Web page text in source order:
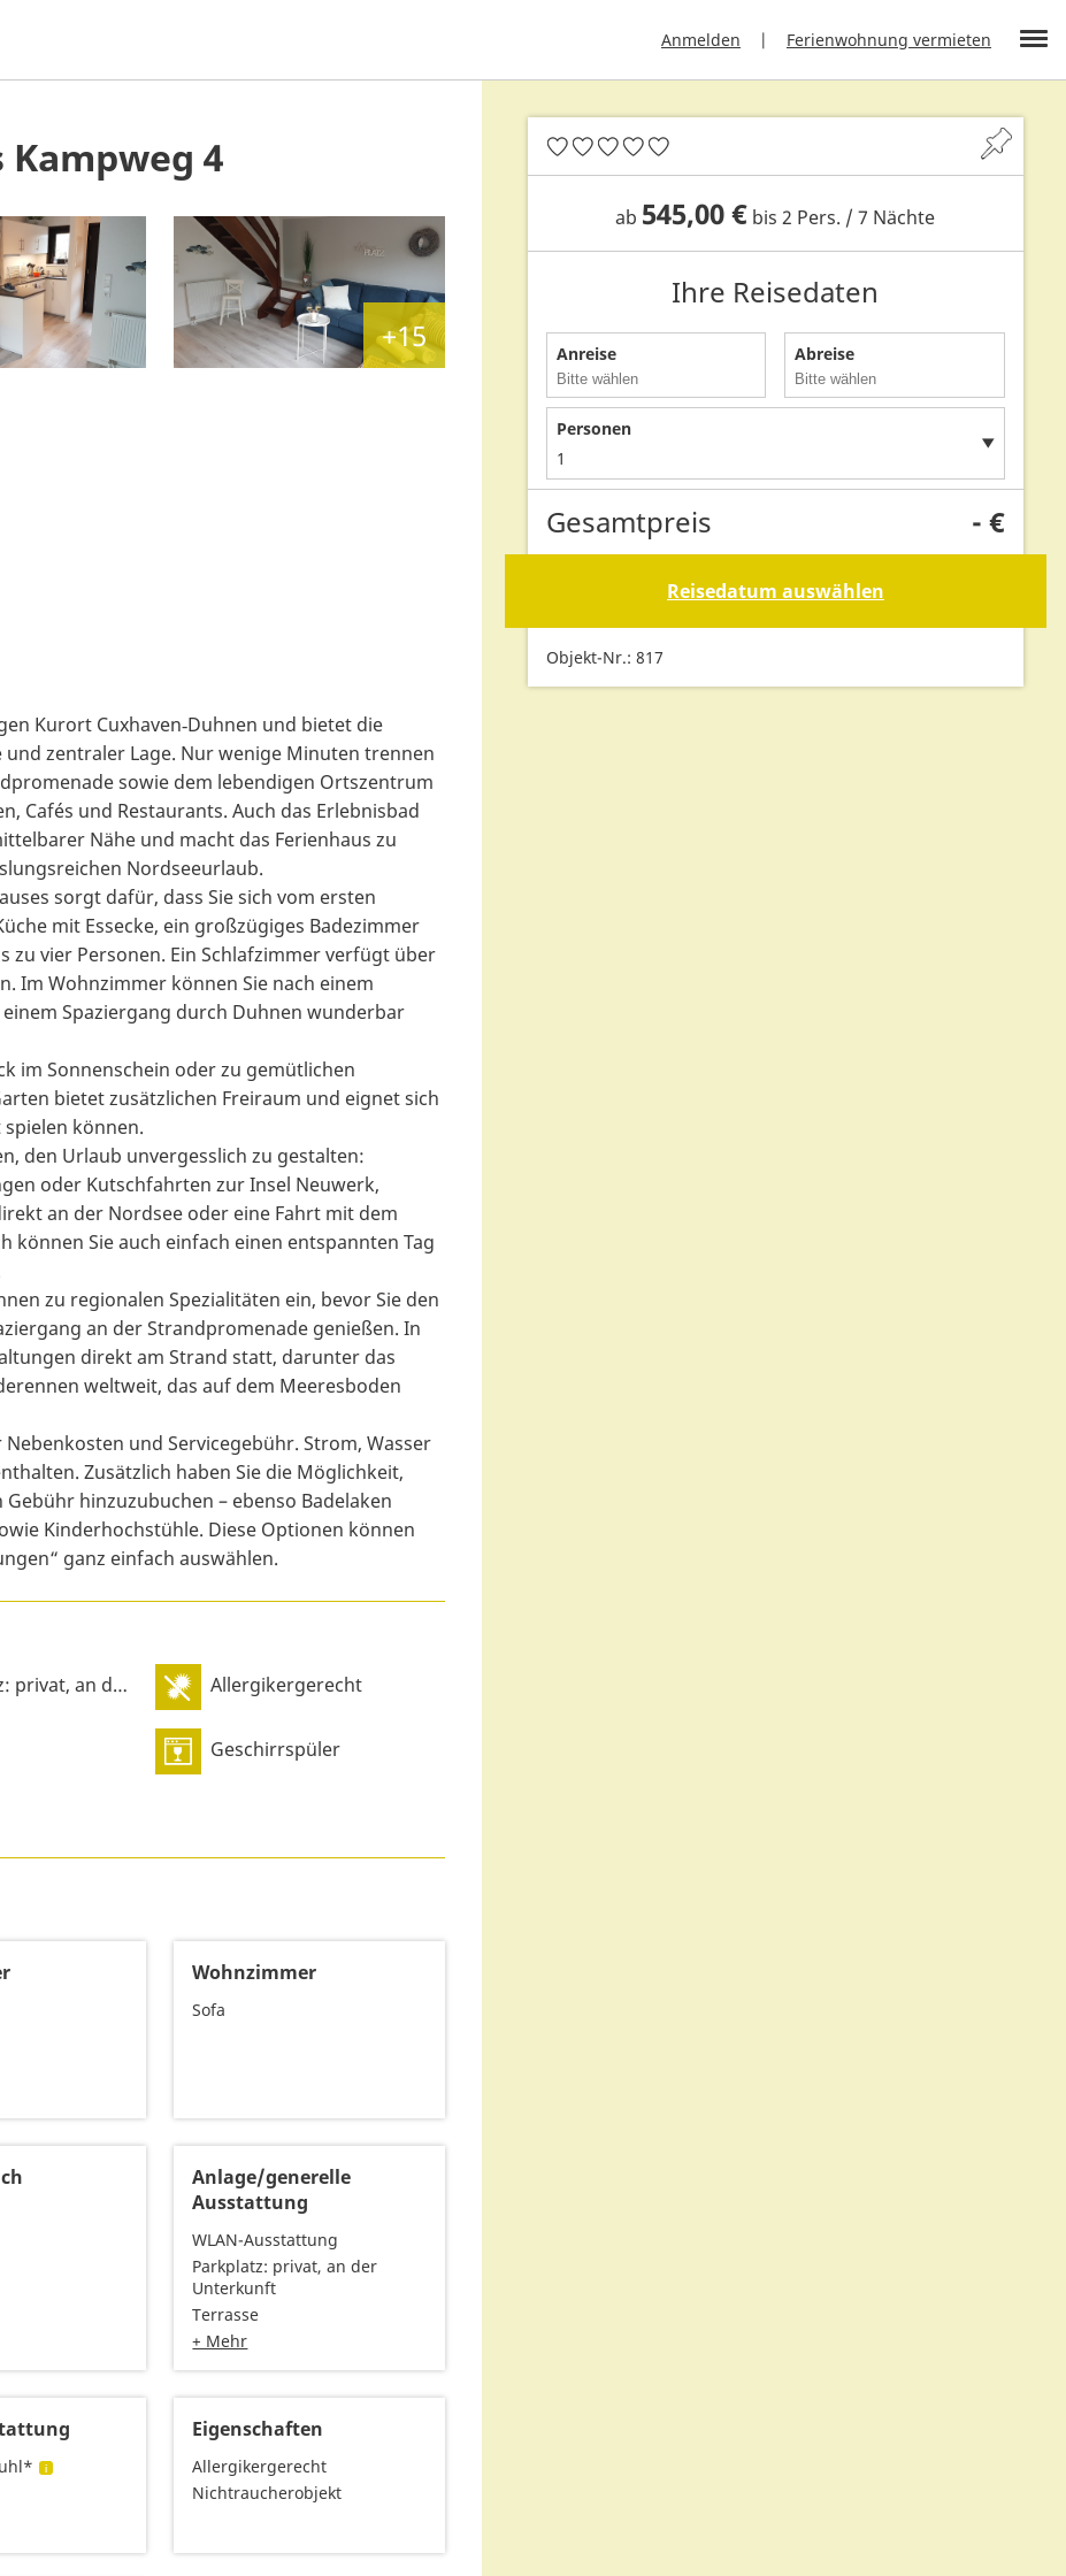
Anmelden Ferienwohnung vermieten
4
+15
Kurort Cuxhaven‑Duhnen und bietet die
zentraler Lage. Nur wenige Minuten trennen
sowie dem lebendigen Ortszentrum
Cafés und Restaurants. Auch das Erlebnisbad
Nähe und macht das Ferienhaus zu
Nordseeurlaub.
sorgt dafür, dass Sie sich vom ersten
mit Essecke, ein großzügiges Badezimmer
zu vier Personen. Ein Schlafzimmer verfügt über
Im Wohnzimmer können Sie nach einem
Spaziergang durch Duhnen wunderbar
im Sonnenschein oder zu gemütlichen
bietet zusätzlichen Freiraum und eignet sich
können.
den Urlaub unvergesslich zu gestalten:
oder Kutschfahrten zur Insel Neuwerk,
an der Nordsee oder eine Fahrt mit dem
können Sie auch einfach einen entspannten Tag
zu regionalen Spezialitäten ein, bevor Sie den
an der Strandpromenade genießen. In
direkt am Strand statt, darunter das
weltweit, das auf dem Meeresboden
und Servicegebühr. Strom, Wasser
Zusätzlich haben Sie die Möglichkeit,
hinzuzubuchen – ebenso Badelaken
Kinderhochstühle. Diese Optionen können
ganz einfach auswählen.
an der Unterkunft Allergikergerecht
Geschirrspüler
Wohnzimmer
Sofa
Anlage/generelle
Ausstattung
WLAN-Ausstattung
Parkplatz: privat, an der
Unterkunft
Terrasse
+ Mehr
Eigenschaften
Allergikergerecht
Nichtraucherobjekt
ab 545,00 € bis 2 Pers. / 7 Nächte
Ihre Reisedaten
Anreise Abreise
Personen
1
Gesamtpreis - €
Reisedatum auswählen
Objekt-Nr.: 817